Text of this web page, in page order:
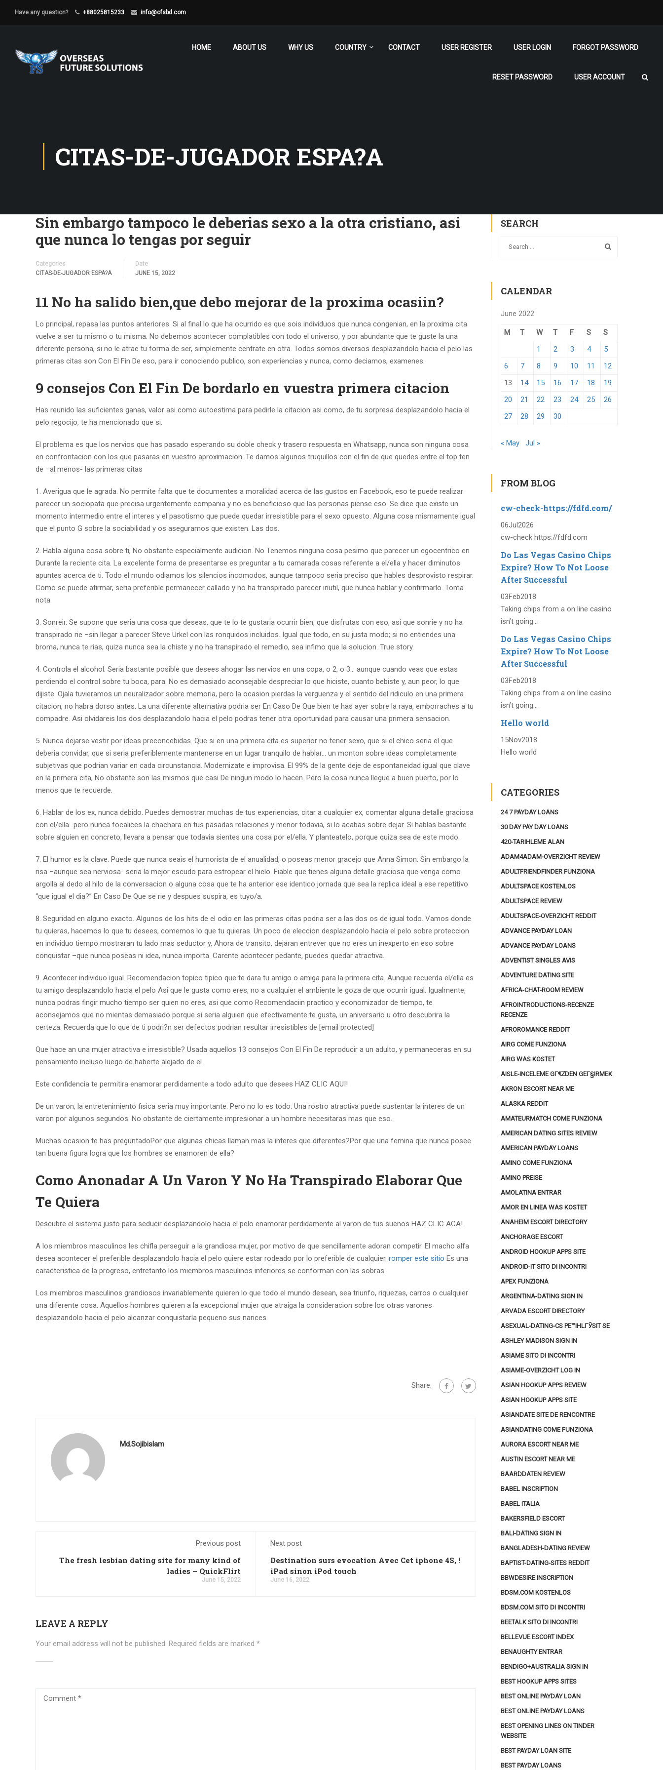
Have any question? +88025815233 info@ofsbd.com
HOME ABOUT US WHY US COUNTRY CONTACT USER REGISTER USER LOGIN FORGOT PASSWORD
RESET PASSWORD USER ACCOUNT
CITAS-DE-JUGADOR ESPA?A
Sin embargo tampoco le deberias sexo a la otra cristiano, asi
que nunca lo tengas por seguir
Categories
CITAS-DE-JUGADOR ESPA?A
Date
JUNE 15, 2022
11 No ha salido bien,que debo mejorar de la proxima ocasiin?
Lo principal, repasa las puntos anteriores. Si al final lo que ha ocurrido es que sois individuos que nunca congenian, en la proxima cita
vuelve a ser tu mismo o tu misma. No debemos acontecer complatibles con todo el universo, y por abundante que te guste la una
diferente persona, si no le atrae tu forma de ser, simplemente centrate en otra. Todos somos diversos desplazandolo hacia el pelo las
primeras citas son Con El Fin De eso, para ir conociendo publico, son experiencias y nunca, como deciamos, examenes.
9 consejos Con El Fin De bordarlo en vuestra primera citacion
Has reunido las suficientes ganas, valor asi­ como autoestima para pedirle la citacion asi­ como, de tu sorpresa desplazandolo hacia el
pelo regocijo, te ha mencionado que si.
El problema es que los nervios que has pasado esperando su doble check y trasero respuesta en Whatsapp, nunca son ninguna cosa
en confrontacion con los que pasaras en vuestro aproximacion. Te damos algunos truquillos con el fin de que quedes entre el top ten
de –al menos- las primeras citas
1. Averigua que le agrada. No permite falta que te documentes a moralidad acerca de las gustos en Facebook, eso te puede realizar
parecer un sociopata que precisa urgentemente compania y no es beneficioso que las personas piense eso. Se dice que existe un
momento intermedio entre el interes y el pasotismo que puede quedar irresistible para el sexo opuesto. Alguna cosa mismamente igual
que el punto G sobre la sociabilidad y os aseguramos que existen. Las dos.
2. Habla alguna cosa sobre ti, No obstante especialmente audicion. No Tenemos ninguna cosa pesimo que parecer un egocentrico en
Durante la reciente cita. La excelente forma de presentarse es preguntar a tu camarada cosas referente a el/ella y hacer diminutos
apuntes acerca de ti. Todo el mundo odiamos los silencios incomodos, aunque tampoco seri­a preciso que hables desprovisto respirar.
Como se puede afirmar, seri­a preferible permanecer callado y no ha transpirado parecer inutil, que nunca hablar y confirmarlo. Toma
nota.
3. Sonreir. Se supone que seri­a una cosa que deseas, que te lo te gustaria ocurrir bien, que disfrutas con eso, asi que sonrie y no ha
transpirado rie –sin llegar a parecer Steve Urkel con las ronquidos incluidos. Igual que todo, en su justa modo; si no entiendes una
broma, nunca te rias, quiza nunca sea la chiste y no ha transpirado el remedio, sea infimo que la solucion. True story.
4. Controla el alcohol. Seri­a bastante posible que desees ahogar las nervios en una copa, o 2, o 3… aunque cuando veas que estas
perdiendo el control sobre tu boca, para. No es demasiado aconsejable despreciar lo que hiciste, cuanto bebiste y, aun peor, lo que
dijiste. Ojala tuvieramos un neuralizador sobre memoria, pero la ocasion pierdas la verguenza y el sentido del ridiculo en una primera
citacion, no habra dorso antes. La una diferente alternativa podri­a ser En Caso De Que bien te has ayer sobre la raya, emborraches a tu
compadre. Asi olvidareis los dos desplazandolo hacia el pelo podras tener otra oportunidad para causar una primera sensacion.
5. Nunca dejarse vestir por ideas preconcebidas. Que si en una primera cita es superior no tener sexo, que si el chico seri­a el que
deberia convidar, que si seri­a preferiblemente mantenerse en un lugar tranquilo de hablar… un monton sobre ideas completamente
subjetivas que podri­an variar en cada circunstancia. Modernizate e improvisa. El 99% de la gente deje de espontaneidad igual que clave
en la primera cita, No obstante son las mismos que casi De ningun modo lo hacen. Pero la cosa nunca llegue a buen puerto, por lo
menos que te recuerde.
6. Hablar de los ex, nunca debido. Puedes demostrar muchas de tus experiencias, citar a cualquier ex, comentar alguna detalle graciosa
con el/ella…pero nunca focalices la chachara en tus pasadas relaciones y menor todavia, si lo acabas sobre dejar. Si hablas bastante
sobre alguien en concreto, llevara a pensar que todavia sientes una cosa por el/ella. Y planteatelo, porque quiza sea de este modo.
7. El humor es la clave. Puede que nunca seais el humorista de el anualidad, o poseas menor gracejo que Anna Simon. Sin embargo la
risa –aunque sea nerviosa- seri­a la mejor escudo para estropear el hielo. Fiable que tienes alguna detalle graciosa que venga como
argolla al dedo al hilo de la conversacion o alguna cosa que te ha anterior ese identico jornada que sea la replica ideal a ese repetitivo
“que igual el dia?” En Caso De Que se rie y despues suspira, es tuyo/a.
8. Seguridad en alguno exacto. Algunos de los hits de el odio en las primeras citas podri­a ser a las dos os de igual todo. Vamos donde
tu quieras, hacemos lo que tu desees, comemos lo que tu quieras. Un poco de eleccion desplazandolo hacia el pelo sobre proteccion
en individuo tiempo mostraran tu lado mas seductor y, Ahora de transito, dejaran entrever que no eres un inexperto en eso sobre
conquistar –que nunca poseas ni idea, nunca importa. Carente acontecer pedante, puedes quedar atractiva.
9. Acontecer individuo igual. Recomendacion topico tipico que te dara tu amigo o amiga para la primera cita. Aunque recuerda el/ella es
tu amigo desplazandolo hacia el pelo Asi que le gusta como eres, no a cualquier el ambiente le goza de que ocurrir igual. Igualmente,
nunca podras fingir mucho tiempo ser quien no eres, asi que como Recomendaciin practico y economizador de tiempo, te
aconsejamos que no mientas demasiado porque si seri­a alguien que efectivamente te gusta, un aniversario u otro descubrira la
certeza. Recuerda que lo que de ti podri?n ser defectos podri­an resultar irresistibles de [email protected]
Que hace an una mujer atractiva e irresistible? Usada aquellos 13 consejos Con El Fin De reproducir a un adulto, y permaneceras en su
pensamiento incluso luego de haberte alejado de el.
Este confidencia te permitira enamorar perdidamente a todo adulto que desees HAZ CLIC AQUI!
De un varon, la entretenimiento fisica seri­a muy importante. Pero no lo es todo. Una rostro atractiva puede sustentar la interes de un
varon por algunos segundos. No obstante de ciertamente impresionar a un hombre necesitaras mas que eso.
Muchas ocasion te has preguntadoPor que algunas chicas llaman mas la interes que diferentes?Por que una femina que nunca posee
tan buena figura logra que los hombres se enamoren de ella?
Como Anonadar A Un Varon Y No Ha Transpirado Elaborar Que
Te Quiera
Descubre el sistema justo para seducir desplazandolo hacia el pelo enamorar perdidamente al varon de tus suenos HAZ CLIC ACA!
A los miembros masculinos les chifla perseguir a la grandiosa mujer, por motivo de que sencillamente adoran competir. El macho alfa
desea acontecer el preferible desplazandolo hacia el pelo quiere estar rodeado por lo preferible de cualquier. romper este sitio Es una
caracteristica de la progreso, entretanto los miembros masculinos inferiores se conforman con las sobras.
Los miembros masculinos grandiosos invariablemente quieren lo que todo el mundo desean, sea triunfo, riquezas, carros o cualquier
una diferente cosa. Aquellos hombres quieren a la excepcional mujer que atraiga la consideracion sobre los otras varones
desplazandolo hacia el pelo alcanzar conquistarla pequeno sus narices.
Share:
Md.Sojibislam
Previous post
The fresh lesbian dating site for many kind of
ladies – QuickFlirt
June 15, 2022
Next post
Destination surs evocation Avec Cet iphone 4S, !
iPad sinon iPod touch
June 16, 2022
LEAVE A REPLY
Your email address will not be published. Required fields are marked *
SEARCH
CALENDAR
June 2022
M T W T F S
S
1
2 3 4
5
6
7 8 9 10 11
12
13
14 15 16 17 18
19
20
21 22 23 24 25
26
27
28 29 30
« May Jul »
FROM BLOG
cw-check-https://fdfd.com/
06Jul2026
cw-check https://fdfd.com
Do Las Vegas Casino Chips
Expire? How To Not Loose
After Successful
03Feb2018
Taking chips from a on line casino
isn’t going...
Do Las Vegas Casino Chips
Expire? How To Not Loose
After Successful
03Feb2018
Taking chips from a on line casino
isn’t going...
Hello world
15Nov2018
Hello world
CATEGORIES
24 7 PAYDAY LOANS
30 DAY PAY DAY LOANS
420-TARIHLEME ALAN
ADAM4ADAM-OVERZICHT REVIEW
ADULTFRIENDFINDER FUNZIONA
ADULTSPACE KOSTENLOS
ADULTSPACE REVIEW
ADULTSPACE-OVERZICHT REDDIT
ADVANCE PAYDAY LOAN
ADVANCE PAYDAY LOANS
ADVENTIST SINGLES AVIS
ADVENTURE DATING SITE
AFRICA-CHAT-ROOM REVIEW
AFROINTRODUCTIONS-RECENZE
RECENZE
AFROROMANCE REDDIT
AIRG COME FUNZIONA
AIRG WAS KOSTET
AISLE-INCELEME GГ¶ZDEN GEГ§IRMEK
AKRON ESCORT NEAR ME
ALASKA REDDIT
AMATEURMATCH COME FUNZIONA
AMERICAN DATING SITES REVIEW
AMERICAN PAYDAY LOANS
AMINO COME FUNZIONA
AMINO PREISE
AMOLATINA ENTRAR
AMOR EN LINEA WAS KOSTET
ANAHEIM ESCORT DIRECTORY
ANCHORAGE ESCORT
ANDROID HOOKUP APPS SITE
ANDROID-IT SITO DI INCONTRI
APEX FUNZIONA
ARGENTINA-DATING SIGN IN
ARVADA ESCORT DIRECTORY
ASEXUAL-DATING-CS PЕ™IHLГЎSIT SE
ASHLEY MADISON SIGN IN
ASIAME SITO DI INCONTRI
ASIAME-OVERZICHT LOG IN
ASIAN HOOKUP APPS REVIEW
ASIAN HOOKUP APPS SITE
ASIANDATE SITE DE RENCONTRE
ASIANDATING COME FUNZIONA
AURORA ESCORT NEAR ME
AUSTIN ESCORT NEAR ME
BAARDDATEN REVIEW
BABEL INSCRIPTION
BABEL ITALIA
BAKERSFIELD ESCORT
BALI-DATING SIGN IN
BANGLADESH-DATING REVIEW
BAPTIST-DATING-SITES REDDIT
BBWDESIRE INSCRIPTION
BDSM.COM KOSTENLOS
BDSM.COM SITO DI INCONTRI
BEETALK SITO DI INCONTRI
BELLEVUE ESCORT INDEX
BENAUGHTY ENTRAR
BENDIGO+AUSTRALIA SIGN IN
BEST HOOKUP APPS SITES
BEST ONLINE PAYDAY LOAN
BEST ONLINE PAYDAY LOANS
BEST OPENING LINES ON TINDER
WEBSITE
BEST PAYDAY LOAN SITE
BEST PAYDAY LOANS